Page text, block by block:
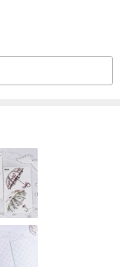
fee.
certificate.
body nourishes the